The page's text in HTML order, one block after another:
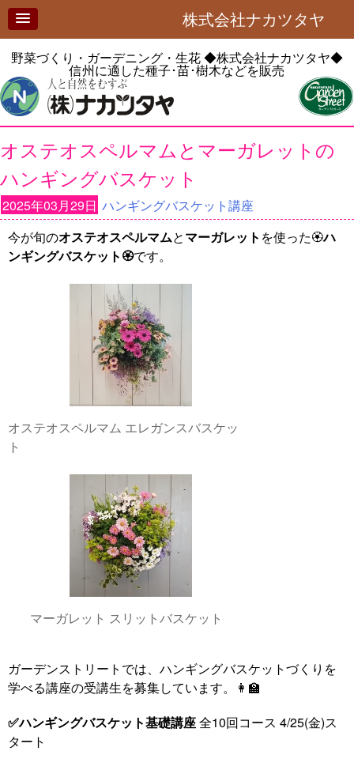
株式会社ナカツタヤ
野菜づくり・ガーデニング・生花◆株式会社ナカツタヤ◆
信州に適した種子･苗･樹木などを販売
オステオスペルマムとマーガレットの
ハンギングバスケット
2025年03月29日 ハンギングバスケット講座
今が旬のオステオスペルマムとマーガレット を使った🏵️ハ
ンギングバスケット🏵️です。
オステオスペルマム エレガンスバスケッ
ト
マーガレット スリットバスケット
ガーデンストリートでは、ハンギングバスケットづくりを
学べる講座の受講生を募集しています。👩‍🏫
✅ハンギングバスケット基礎講座全10回コース 4/25(金)ス
タート